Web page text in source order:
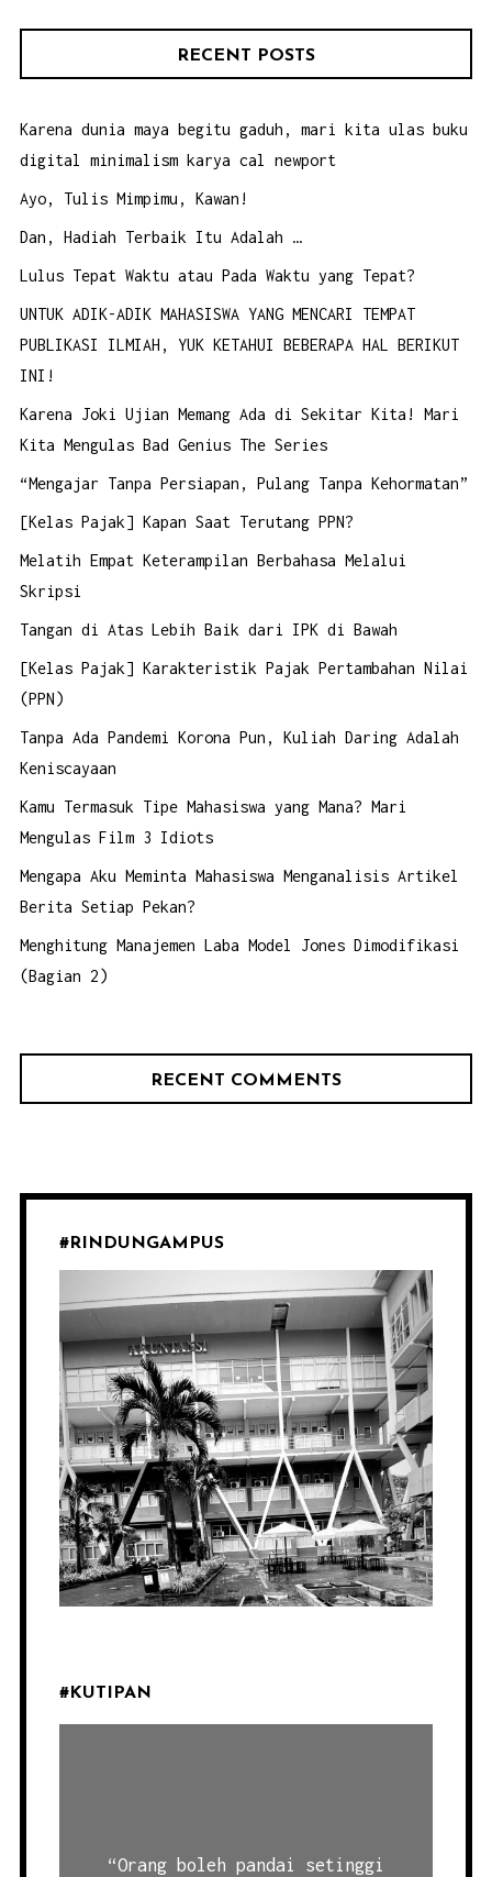
RECENT POSTS
Karena dunia maya begitu gaduh, mari kita ulas buku
digital minimalism karya cal newport
Ayo, Tulis Mimpimu, Kawan!
Dan, Hadiah Terbaik Itu Adalah …
Lulus Tepat Waktu atau Pada Waktu yang Tepat?
UNTUK ADIK-ADIK MAHASISWA YANG MENCARI TEMPAT
PUBLIKASI ILMIAH, YUK KETAHUI BEBERAPA HAL BERIKUT
INI!
Karena Joki Ujian Memang Ada di Sekitar Kita! Mari
Kita Mengulas Bad Genius The Series
“Mengajar Tanpa Persiapan, Pulang Tanpa Kehormatan”
[Kelas Pajak] Kapan Saat Terutang PPN?
Melatih Empat Keterampilan Berbahasa Melalui
Skripsi
Tangan di Atas Lebih Baik dari IPK di Bawah
[Kelas Pajak] Karakteristik Pajak Pertambahan Nilai
(PPN)
Tanpa Ada Pandemi Korona Pun, Kuliah Daring Adalah
Keniscayaan
Kamu Termasuk Tipe Mahasiswa yang Mana? Mari
Mengulas Film 3 Idiots
Mengapa Aku Meminta Mahasiswa Menganalisis Artikel
Berita Setiap Pekan?
Menghitung Manajemen Laba Model Jones Dimodifikasi
(Bagian 2)
RECENT COMMENTS
#RINDUNGAMPUS
#KUTIPAN
“Orang boleh pandai setinggi